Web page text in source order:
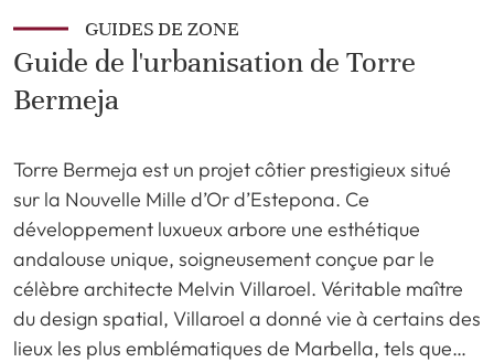
GUIDES DE ZONE
Guide de l'urbanisation de Torre
Bermeja
Torre Bermeja est un projet côtier prestigieux situé
sur la Nouvelle Mille d’Or d’Estepona. Ce
développement luxueux arbore une esthétique
andalouse unique, soigneusement conçue par le
célèbre architecte Melvin Villaroel. Véritable maître
du design spatial, Villaroel a donné vie à certains des
lieux les plus emblématiques de Marbella, tels que…